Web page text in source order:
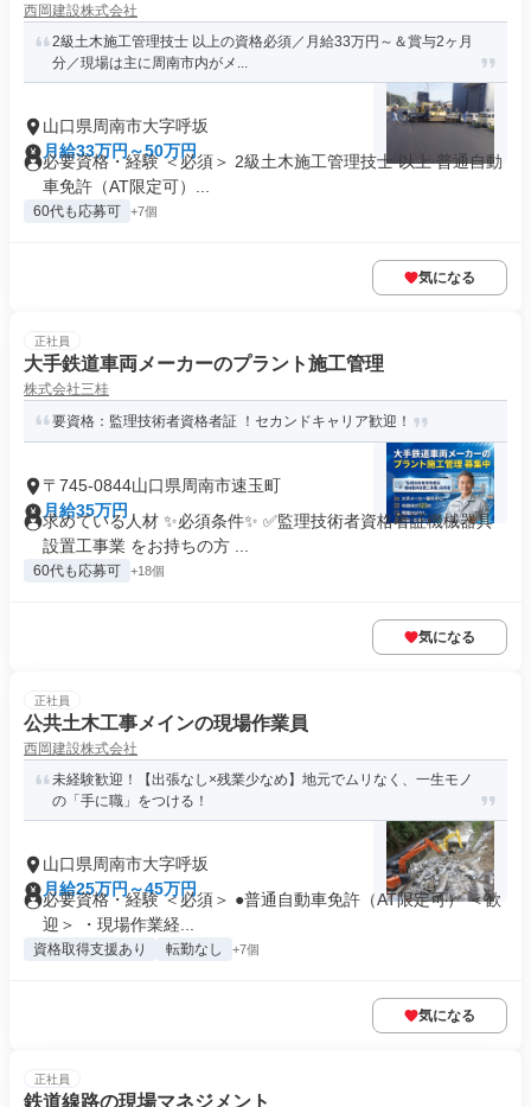
西岡建設株式会社
2級土木施工管理技士 以上の資格必須／月給33万円～＆賞与2ヶ月
分／現場は主に周南市内がメ...
山口県周南市大字呼坂
月給33万円～50万円
必要資格・経験 ＜必須＞ 2級土木施工管理技士 以上 普通自動
車免許（AT限定可）...
60代も応募可 +7個
気になる
正社員
大手鉄道車両メーカーのプラント施工管理
株式会社三桂
要資格：監理技術者資格者証 ！セカンドキャリア歓迎！
〒745-0844山口県周南市速玉町
月給35万円
求めている人材 ✨必須条件✨ ✅監理技術者資格者証機械器具
設置工事業 をお持ちの方 ...
60代も応募可 +18個
気になる
正社員
公共土木工事メインの現場作業員
西岡建設株式会社
未経験歓迎！【出張なし×残業少なめ】地元でムリなく、一生モノ
の「手に職」をつける！
山口県周南市大字呼坂
月給25万円～45万円
必要資格・経験 ＜必須＞ ●普通自動車免許（AT限定可） ＜歓
迎＞ ・現場作業経...
資格取得支援あり 転勤なし +7個
気になる
正社員
鉄道線路の現場マネジメント